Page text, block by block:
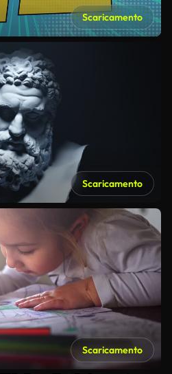
Scaricamento
Scaricamento
Scaricamento